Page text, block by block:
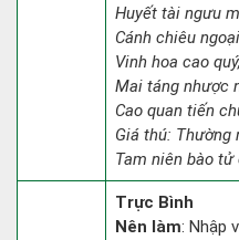
Huyết tài ngưu
Cánh chiêu
Vinh hoa cao
Mai táng nhược
Cao quan tiến
Giá thú: Thường
Tam niên bào tử
Trực Bình
Nên làm: Nhập